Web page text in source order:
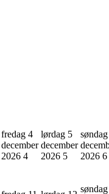
fredag 4
december
2026 4
lørdag 5
december
2026 5
2026 6
søndag